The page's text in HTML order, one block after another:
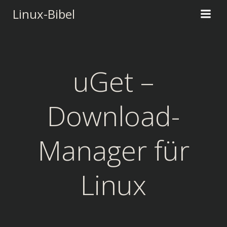
Linux-Bibel
uGet –
Download-
Manager für
Linux